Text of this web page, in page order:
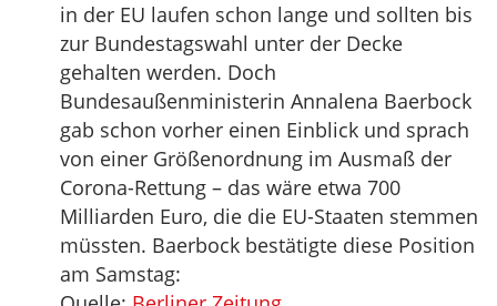
in der EU laufen schon lange und sollten bis
zur Bundestagswahl unter der Decke
gehalten werden. Doch
Bundesaußenministerin Annalena Baerbock
gab schon vorher einen Einblick und sprach
von einer Größenordnung im Ausmaß der
Corona-Rettung – das wäre etwa 700
Milliarden Euro, die die EU-Staaten stemmen
müssten. Baerbock bestätigte diese Position
am Samstag: